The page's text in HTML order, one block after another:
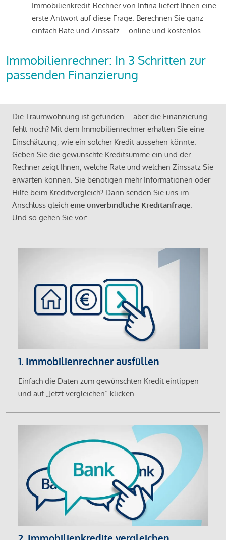
Immobilienkredit-Rechner von Infina liefert Ihnen eine
erste Antwort auf diese Frage. Berechnen Sie ganz
einfach Rate und Zinssatz – online und kostenlos.
Immobilienrechner: In 3 Schritten zur
passenden Finanzierung
Die Traumwohnung ist gefunden – aber die Finanzierung
fehlt noch? Mit dem Immobilienrechner erhalten Sie eine
Einschätzung, wie ein solcher Kredit aussehen könnte.
Geben Sie die gewünschte Kreditsumme ein und der
Rechner zeigt Ihnen, welche Rate und welchen Zinssatz Sie
erwarten können. Sie benötigen mehr Informationen oder
Hilfe beim Kreditvergleich? Dann senden Sie uns im
Anschluss gleich eine unverbindliche Kreditanfrage.
Und so gehen Sie vor:
1. Immobilienrechner ausfüllen
Einfach die Daten zum gewünschten Kredit eintippen
und auf „Jetzt vergleichen“ klicken.